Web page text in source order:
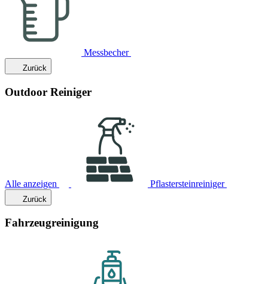
Messbecher
Zurück
Outdoor Reiniger
Alle anzeigen Pflastersteinreiniger
Zurück
Fahrzeugreinigung